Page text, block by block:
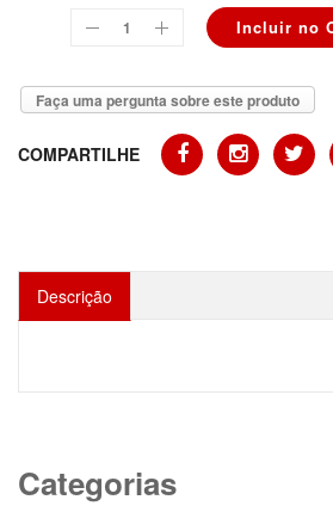
Faça uma pergunta sobre este produto
COMPARTILHE
Descrição
Categorias